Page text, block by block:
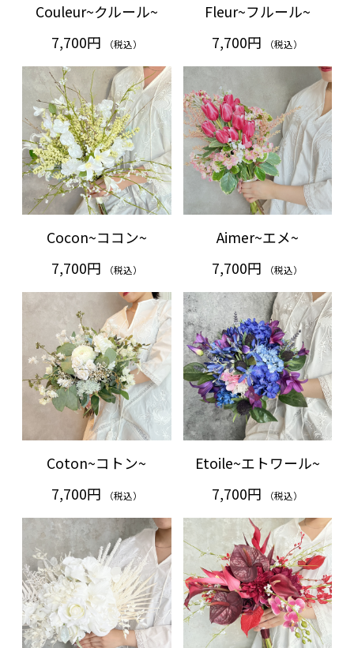
Couleur~クルール~
7,700円
（税込）
Fleur~フルール~
7,700円
（税込）
Cocon~ココン~
7,700円
（税込）
Aimer~エメ~
7,700円
（税込）
Coton~コトン~
7,700円
（税込）
Etoile~エトワール~
7,700円
（税込）